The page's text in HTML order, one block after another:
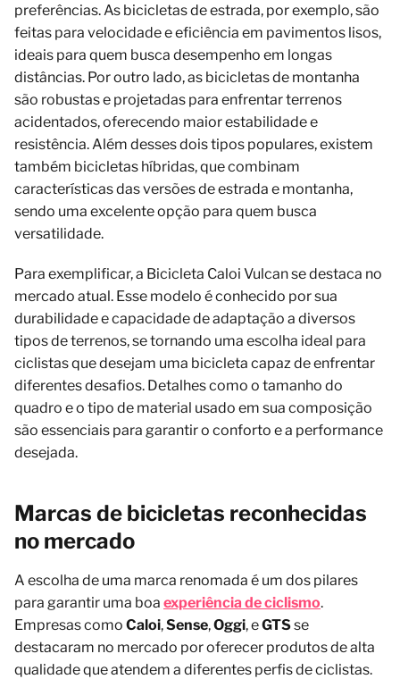
preferências. As bicicletas de estrada, por exemplo, são
feitas para velocidade e eficiência em pavimentos lisos,
ideais para quem busca desempenho em longas
distâncias. Por outro lado, as bicicletas de montanha
são robustas e projetadas para enfrentar terrenos
acidentados, oferecendo maior estabilidade e
resistência. Além desses dois tipos populares, existem
também bicicletas híbridas, que combinam
características das versões de estrada e montanha,
sendo uma excelente opção para quem busca
versatilidade.
Para exemplificar, a Bicicleta Caloi Vulcan se destaca no
mercado atual. Esse modelo é conhecido por sua
durabilidade e capacidade de adaptação a diversos
tipos de terrenos, se tornando uma escolha ideal para
ciclistas que desejam uma bicicleta capaz de enfrentar
diferentes desafios. Detalhes como o tamanho do
quadro e o tipo de material usado em sua composição
são essenciais para garantir o conforto e a performance
desejada.
Marcas de bicicletas reconhecidas
no mercado
A escolha de uma marca renomada é um dos pilares
para garantir uma boa experiência de ciclismo.
Empresas como Caloi,Sense,Oggi, eGTSse
destacaram no mercado por oferecer produtos de alta
qualidade que atendem a diferentes perfis de ciclistas.